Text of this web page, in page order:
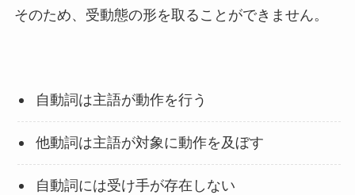
そのため、受動態の形を取ることができません。
自動詞は主語が動作を行う
他動詞は主語が対象に動作を及ぼす
自動詞には受け手が存在しない